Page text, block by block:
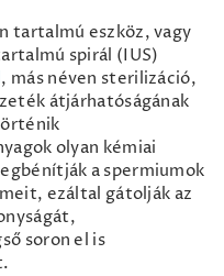
tartalmú eszköz, vagy
spirál (IUS)
, más néven sterilizáció,
átjárhatóságának
olyan kémiai
a spermiumok
ezáltal gátolják az
soron el is